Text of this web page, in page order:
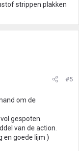
strippen plakken
#5
om de
gespoten.
van de action.
en goede lijm )